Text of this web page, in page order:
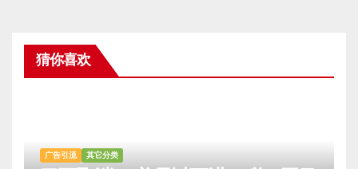
猜你喜欢
广告引流 其它分类